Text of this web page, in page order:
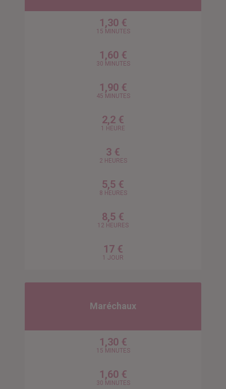
1,30 €
15 MINUTES
1,60 €
30 MINUTES
1,90 €
45 MINUTES
2,2 €
1 HEURE
3 €
2 HEURES
5,5 €
8 HEURES
8,5 €
12 HEURES
17 €
1 JOUR
Maréchaux
1,30 €
15 MINUTES
1,60 €
30 MINUTES